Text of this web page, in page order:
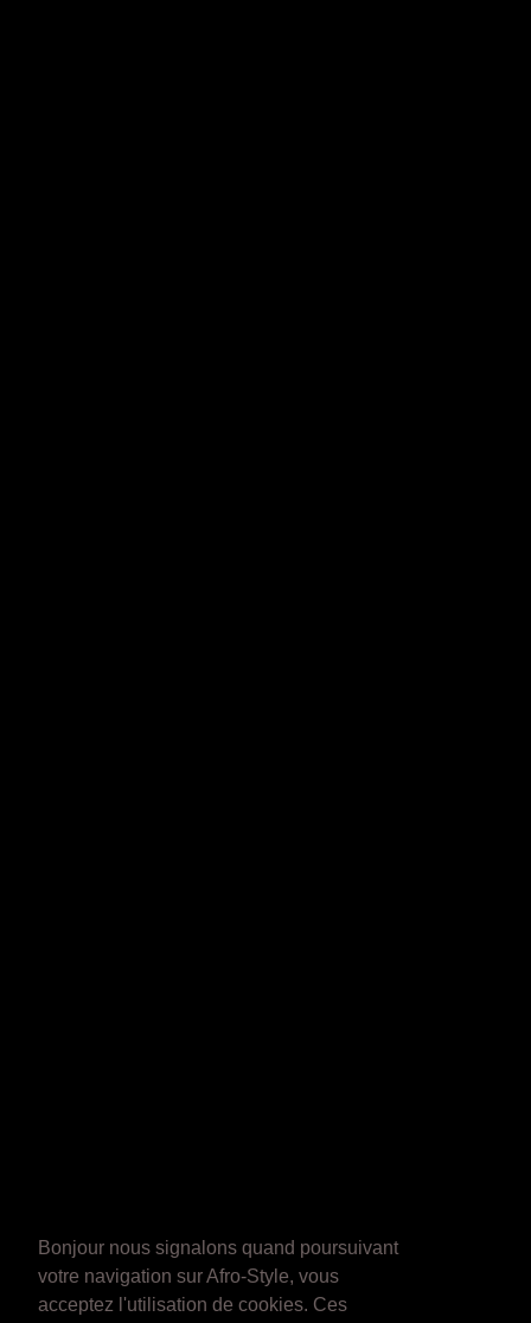
Bonjour nous signalons quand poursuivant
votre navigation sur Afro-Style, vous
acceptez l'utilisation de cookies. Ces